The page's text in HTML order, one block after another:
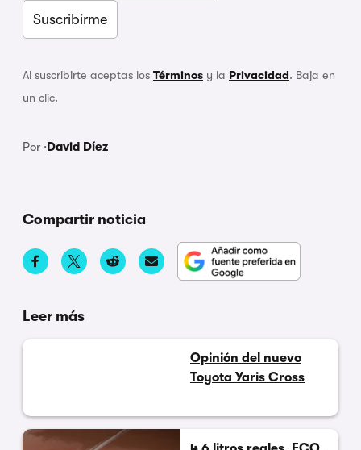
Al suscribirte aceptas los Términos y la Privacidad. Baja en
un clic.
Por ·David Díez
Compartir noticia
Leer más
Opinión del nuevo
Toyota Yaris Cross